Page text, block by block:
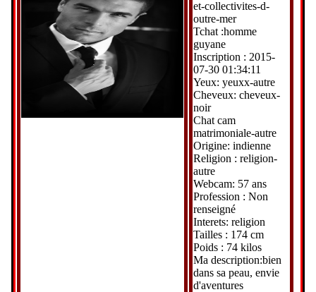
et-collectivites-d-
outre-mer
Tchat :homme
guyane
Inscription : 2015-
07-30 01:34:11
Yeux: yeuxx-autre
Cheveux: cheveux-
noir
Chat cam
matrimoniale-autre
Origine: indienne
Religion : religion-
autre
Webcam: 57 ans
Profession : Non
renseigné
Interets: religion
Tailles : 174 cm
Poids : 74 kilos
Ma description:bien
dans sa peau, envie
d'aventures